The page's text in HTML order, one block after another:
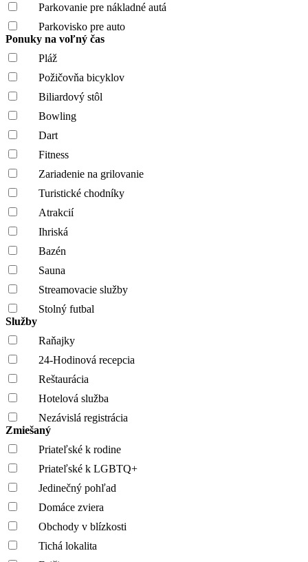
Parkovanie pre nákladné autá
Parkovisko pre auto
Ponuky na voľný čas
Pláž
Požičovňa bicyklov
Biliardový stôl
Bowling
Dart
Fitness
Zariadenie na grilovanie
Turistické chodníky
Atrakcií
Ihriská
Bazén
Sauna
Streamovacie služby
Stolný futbal
Služby
Raňajky
24-Hodinová recepcia
Reštaurácia
Hotelová služba
Nezávislá registrácia
Zmiešaný
Priateľské k rodine
Priateľské k LGBTQ+
Jedinečný pohľad
Domáce zviera
Obchody v blízkosti
Tichá lokalita